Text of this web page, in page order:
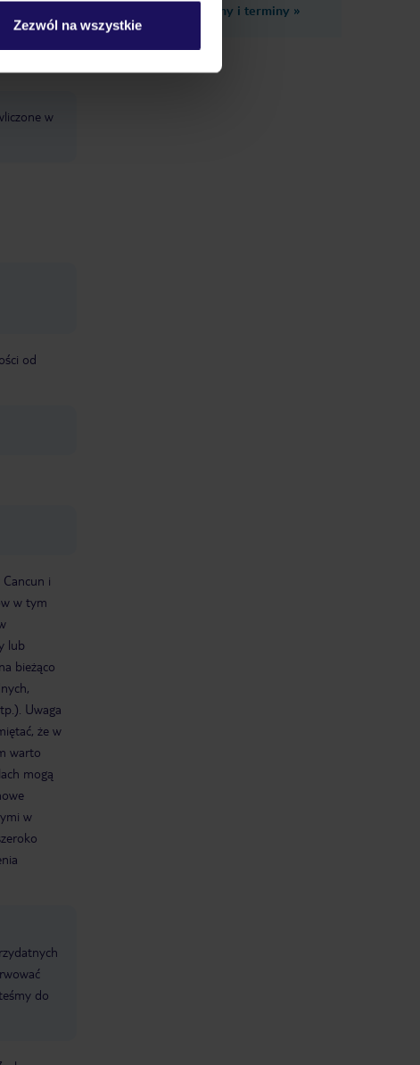
Zezwól na wszystkie
w
od
i
w tym
lub
bieżąco
Uwaga
że w
warto
mogą
w
do
Zobacz inne ceny i terminy »